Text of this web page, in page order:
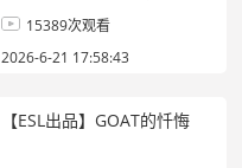
15389次观看
2026-6-21 17:58:43
【ESL出品】GOAT的忏悔